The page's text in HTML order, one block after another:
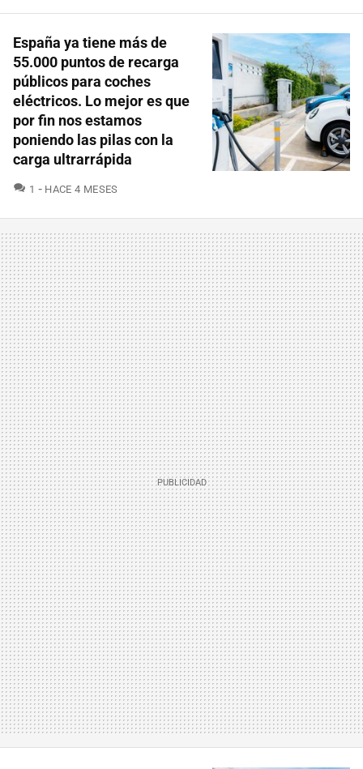
España ya tiene más de
55.000 puntos de recarga
públicos para coches
eléctricos. Lo mejor es que
por fin nos estamos
poniendo las pilas con la
carga ultrarrápida
1 COMENTARIOS
HACE 4 MESES